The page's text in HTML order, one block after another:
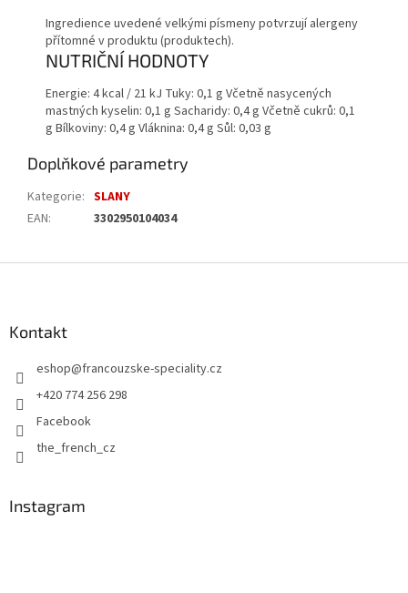
Ingredience uvedené velkými písmeny potvrzují alergeny
přítomné v produktu (produktech).
NUTRIČNÍ HODNOTY
Energie: 4 kcal / 21 kJ Tuky: 0,1 g Včetně nasycených
mastných kyselin: 0,1 g Sacharidy: 0,4 g Včetně cukrů: 0,1
g Bílkoviny: 0,4 g Vláknina: 0,4 g Sůl: 0,03 g
Doplňkové parametry
Kategorie: SLANY
EAN: 3302950104034
Kontakt
eshop@francouzske-speciality.cz
+420 774 256 298
Facebook
the_french_cz
Instagram